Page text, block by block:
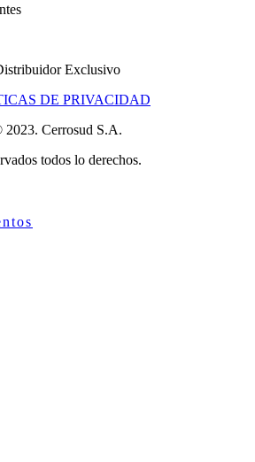
Exclusivo
DE PRIVACIDAD
2023. Cerrosud S.A.
todos lo derechos.